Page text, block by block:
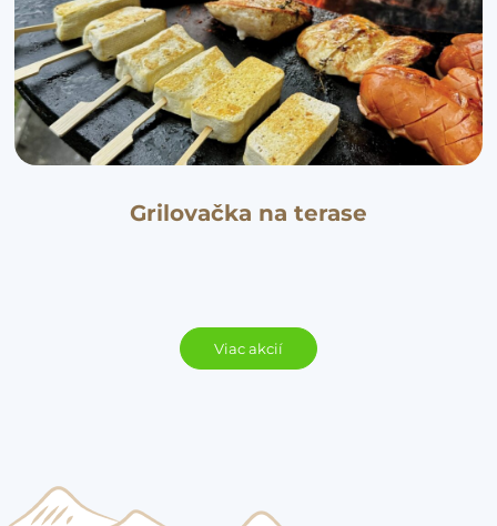
Grilovačka na terase
Viac akcií